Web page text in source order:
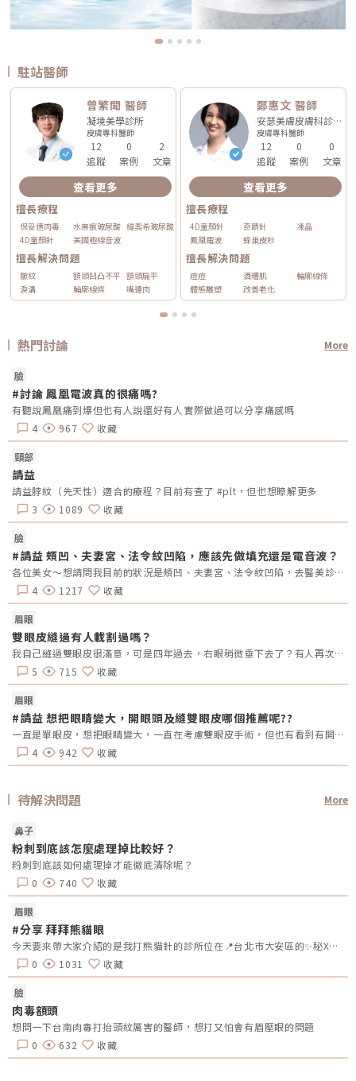
駐站醫師
曾繁聞 醫師
凝境美學診所
皮膚專科醫師
12
追蹤
0
案例
2
文章
查看更多
擅長療程
保妥適肉毒 水無痕玻尿酸 緹奧希玻尿酸
4D童顏針
美國極線音波
擅長解決問題
皺紋 額頭凹凸不平 額頭扁平
淚溝
輪廓線條 嘴邊肉
鄭惠文 醫師
安瑟美膚皮膚科診所
皮膚專科醫師
12
追蹤
0
案例
0
文章
查看更多
擅長療程
4D童顏針 奇蹟針
凍晶
鳳凰電波
蜂巢皮秒
擅長解決問題
痘痘 酒糟肌
輪廓線條
體態雕塑
改善老化
熱門討論 More
臉
#討論 鳳凰電波真的很痛嗎?
有聽說鳳凰痛到爆但也有人說還好有人實際做過可以分享痛感嗎
4
967 收藏
頸部
請益
請益脖紋（先天性）適合的療程？目前有查了 #plt，但也想瞭解更多
3
1089 收藏
臉
#請益 頰凹、夫妻宮、法令紋凹陷，應該先做填充還是電音波？
各位美女～想請問我目前的狀況是頰凹、夫妻宮、法令紋凹陷，去醫美診所諮詢，他是建議我電音波也要做，但療程下來要20萬左右，目前最困擾的是法令紋&gt;頰凹&gt;夫妻宮是先填充完再打電波嗎？還是先打電波再填充呢～～Â
4
1217 收藏
眉眼
雙眼皮縫過有人載割過嗎？
我自己縫過雙眼皮很滿意，可是四年過去，右眼稍微垂下去了？有人再次縫？或者換成割的？又或者聽說可以去掉一些眼皮脂肪的經驗嗎？
5
715 收藏
眉眼
#請益 想把眼睛變大，開眼頭及縫雙眼皮哪個推薦呢??
一直是單眼皮，想把眼睛變大，一直在考慮雙眼皮手術，但也有看到有開眼頭的手術，哪總推薦呢?還是兩個都做??需要注意甚麼嗎??
4
942 收藏
待解決問題 More
鼻子
粉刺到底該怎麼處理掉比較好？
粉刺到底該如何處理掉才能徹底清除呢？
0
740 收藏
眉眼
#分享 拜拜熊貓眼
今天要來帶大家介紹的是我打熊貓針的診所位在📍台北市大安區的✨秘X美學診所✨診所走一個漂亮舒適的風格，讓人感到安心還有一區可愛的零食區，可以泡熱飲吃零食通常都是跟醫美咨詢師資訊完後就會進到診療室醫師會再詳細說明一下療程，有什麼問題也可以立馬問醫生，為我施打的醫生是Mr.陳 醫師🧑‍⚕️超級幽默親和力十足😆 為很怕打針的我轉移了不少注意力！選對醫師真的很重要🙌🏻外面還有一區休息區，是獨立的座位空間，可以坐在沙發上休息，整個環境都很舒適～推給大家✌🏻
0
1031 收藏
臉
肉毒額頭
想問一下台南肉毒打抬頭紋厲害的醫師，想打又怕會有眉壓眼的問題
0
632 收藏